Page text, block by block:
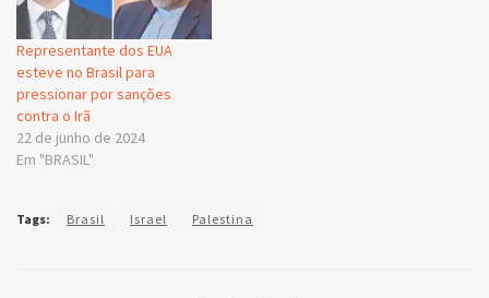
Representante dos EUA
esteve no Brasil para
pressionar por sanções
contra o Irã
22 de junho de 2024
Em "BRASIL"
Tags: Brasil Israel Palestina